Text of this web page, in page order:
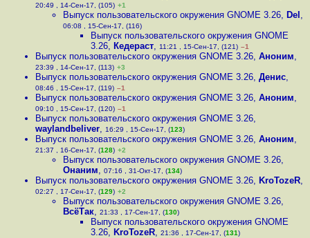
20:49 , 14-Сен-17, (105) +1
Выпуск пользовательского окружения GNOME 3.26, Del ,
06:08 , 15-Сен-17, (116)
Выпуск пользовательского окружения GNOME
3.26, Кедераст, 11:21 , 15-Сен-17, (121) –1
Выпуск пользовательского окружения GNOME 3.26, Аноним,
23:39 , 14-Сен-17, (113) +3
Выпуск пользовательского окружения GNOME 3.26, Денис,
08:46 , 15-Сен-17, (119) –1
Выпуск пользовательского окружения GNOME 3.26, Аноним,
09:10 , 15-Сен-17, (120) –1
Выпуск пользовательского окружения GNOME 3.26,
waylandbeliver, 16:29 , 15-Сен-17, (123)
Выпуск пользовательского окружения GNOME 3.26, Аноним,
21:37 , 16-Сен-17, (128) +2
Выпуск пользовательского окружения GNOME 3.26,
Онаним, 07:16 , 31-Окт-17, (134)
Выпуск пользовательского окружения GNOME 3.26, KroTozeR,
02:27 , 17-Сен-17, (129) +2
Выпуск пользовательского окружения GNOME 3.26,
ВсёТак, 21:33 , 17-Сен-17, (130)
Выпуск пользовательского окружения GNOME
3.26, KroTozeR, 21:36 , 17-Сен-17, (131)